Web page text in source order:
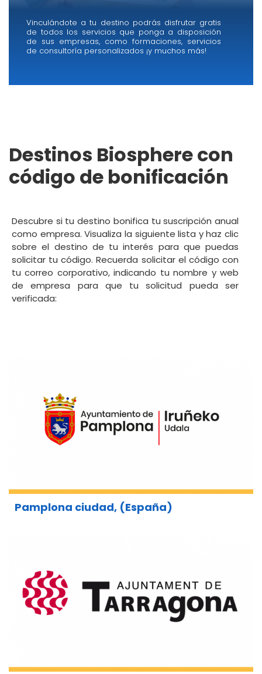
Vinculándote a tu destino podrás disfrutar gratis
de todos los servicios que ponga a disposición
de sus empresas, como formaciones, servicios
de consultoría personalizados ¡y muchos más!
Destinos Biosphere con
código de bonificación
Descubre si tu destino bonifica tu suscripción anual
como empresa. Visualiza la siguiente lista y haz clic
sobre el destino de tu interés para que puedas
solicitar tu código. Recuerda solicitar el código con
tu correo corporativo, indicando tu nombre y web
de empresa para que tu solicitud pueda ser
verificada:
Pamplona ciudad, (España)